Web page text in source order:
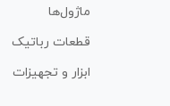
ماژول‌ها
قطعات رباتیک
ابزار و تجهیزات